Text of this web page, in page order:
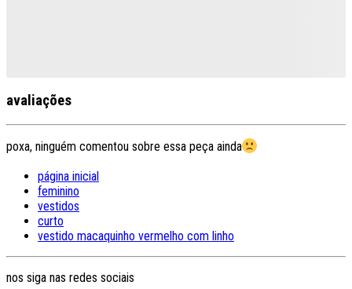
avaliações
poxa, ninguém comentou sobre essa peça ainda
página inicial
feminino
vestidos
curto
vestido macaquinho vermelho com linho
nos siga nas redes sociais